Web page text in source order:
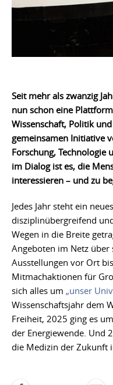
Seit mehr als zwanzig
nun schon eine
Wissenschaft, Politik
gemeinsamen Initiative
Forschung, Technologie
im Dialog ist es, die
interessieren – und zu
Jedes Jahr steht ein
disziplinübergreifend
Wegen in die Breite
Angeboten im Netz über
Ausstellungen vor Ort
Mitmachaktionen für
sich alles um „unser
Wissenschaftsjahr dem
Freiheit, 2025 ging es
der Energiewende. Und
die Medizin der Zukunft